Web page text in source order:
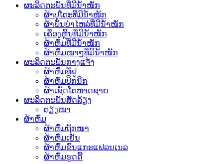
ຜະລິດຕະພັນທີ່ມີນ້ຳໜັກ
ຜ້າປູໂຕະທີ່ມີນ້ຳໜັກ
ຜ້າພັນບ່າໄຫລ່ທີ່ມີນ້ຳໜັກ
ເຄື່ອງຫຼິ້ນທີ່ມີນ້ຳໜັກ
ຜ້າຫົ່ມທີ່ມີນ້ຳໜັກ
ຜ້າຫົ່ມໜາໆທີ່ມີນ້ຳໜັກ
ຜະລິດຕະພັນກາງແຈ້ງ
ຜ້າຫົ່ມທີ່ຟູ
ຜ້າຫົ່ມປິກນິກ
ຜ້າເຊັດໂຕຫາດຊາຍ
ຜະລິດຕະພັນສັດລ້ຽງ
ຕຽງໝາ
ຜ້າຫົ່ມ
ຜ້າຫົ່ມຖັກໜາ
ຜ້າຫົ່ມເຢັນ
ຜ້າຫົ່ມຂົນແກະແຟລນເນລ
ຜ້າຫົ່ມຮູດດີ້